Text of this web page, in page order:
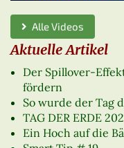
Alle Videos
Aktuelle Artikel
Der Spillover-
fördern
So wurde der Tag
TAG DER ERDE
Ein Hoch auf die